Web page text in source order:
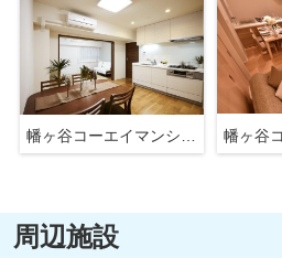
周辺施設